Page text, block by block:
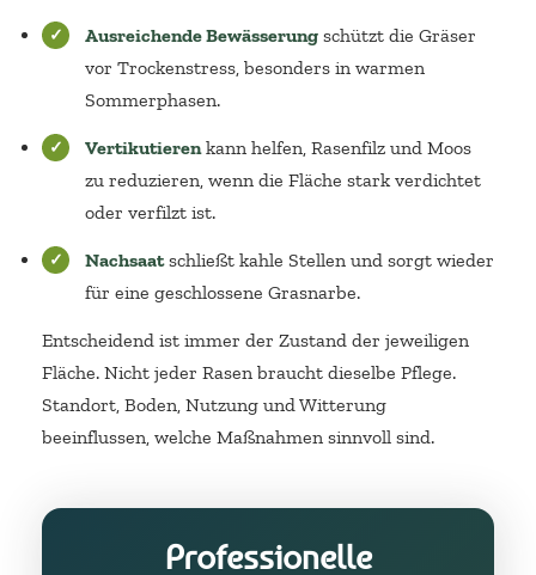
Ausreichende Bewässerung schützt die Gräser
vor Trockenstress, besonders in warmen
Sommerphasen.
Vertikutierenkann helfen, Rasenfilz und Moos
zu reduzieren, wenn die Fläche stark verdichtet
oder verfilzt ist.
Nachsaatschließt kahle Stellen und sorgt wieder
für eine geschlossene Grasnarbe.
Entscheidend ist immer der Zustand der jeweiligen
Fläche. Nicht jeder Rasen braucht dieselbe Pflege.
Standort, Boden, Nutzung und Witterung
beeinflussen, welche Maßnahmen sinnvoll sind.
Professionelle